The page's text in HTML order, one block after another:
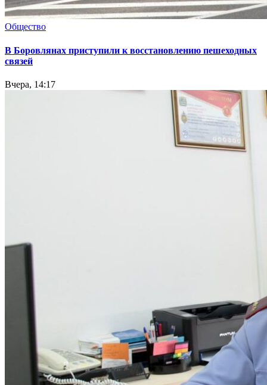
Общество
В Боровлянах приступили к восстановлению пешеходных
связей
Вчера, 14:17